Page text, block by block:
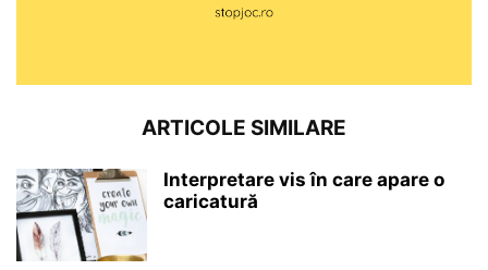
ARTICOLE SIMILARE
Interpretare vis în care apare o
caricatură